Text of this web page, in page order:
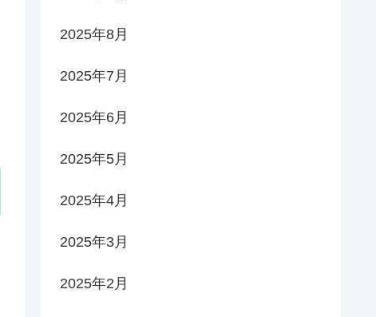
2025年8月
2025年7月
2025年6月
2025年5月
2025年4月
2025年3月
2025年2月